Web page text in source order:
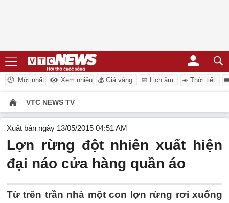
Mới nhất Xem nhiều 💰 Giá vàng 📅 Lịch âm ☀️ Thời tiết
VTC NEWS TV
Xuất bản ngày 13/05/2015 04:51 AM
Lợn rừng đột nhiên xuất hiện
đại náo cửa hàng quần áo
Từ trên trần nhà một con lợn rừng rơi xuống